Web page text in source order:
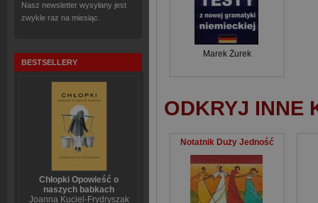
Nasz newsletter wysyłany jest
zwykle raz na miesiąc.
BESTSELLERY
Chłopki Opowieść o
naszych babkach
Joanna Kuciel-Frydryszak
Marek Żurek
ODKRYJ INNE
Notatnik Duży Jedność